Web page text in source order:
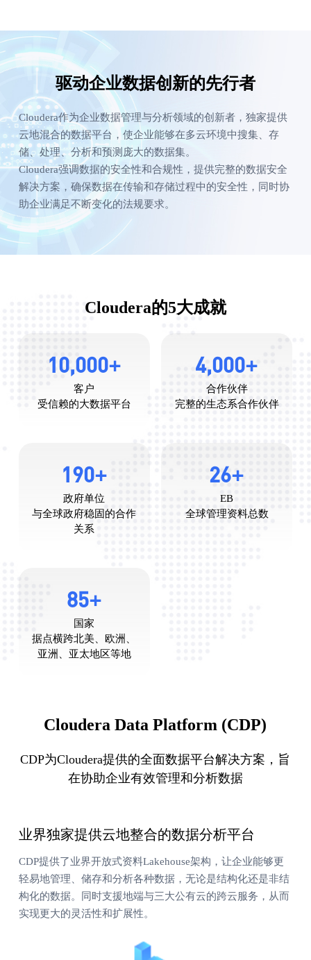
驱动企业数据创新的先行者
Cloudera作为企业数据管理与分析领域的创新者，独家提供
云地混合的数据平台，使企业能够在多云环境中搜集、存
储、处理、分析和预测庞大的数据集。
Cloudera强调数据的安全性和合规性，提供完整的数据安全
解决方案，确保数据在传输和存储过程中的安全性，同时协
助企业满足不断变化的法规要求。
Cloudera的5大成就
10,000+
客户
受信赖的大数据平台
4,000+
合作伙伴
完整的生态系合作伙伴
190+
政府单位
与全球政府稳固的合作
关系
26+
EB
全球管理资料总数
85+
国家
据点横跨北美、欧洲、
亚洲、亚太地区等地
Cloudera Data Platform (CDP)
CDP为Cloudera提供的全面数据平台解决方案，旨
在协助企业有效管理和分析数据
业界独家提供云地整合的数据分析平台
CDP提供了业界开放式资料Lakehouse架构，让企业能够更
轻易地管理、储存和分析各种数据，无论是结构化还是非结
构化的数据。同时支援地端与三大公有云的跨云服务，从而
实现更大的灵活性和扩展性。